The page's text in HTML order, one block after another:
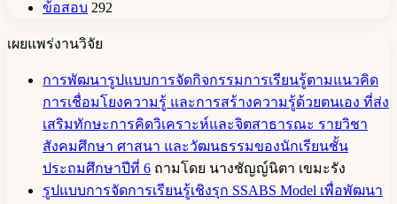
ข้อสอบ 292
เผยแพร่งานวิจัย
การพัฒนารูปแบบการจัดกิจกรรมการเรียนรู้ตามแนวคิด
การเชื่อมโยงความรู้ และการสร้างความรู้ด้วยตนเอง ที่ส่ง
เสริมทักษะการคิดวิเคราะห์และจิตสาธารณะ รายวิชา
สังคมศึกษา ศาสนา และวัฒนธรรมของนักเรียนชั้น
ประถมศึกษาปีที่ 6 ถามโดย นางชัญญ์นิตา เขมะรัง
รูปแบบการจัดการเรียนรู้เชิงรุก SSABS Model เพื่อพัฒนา